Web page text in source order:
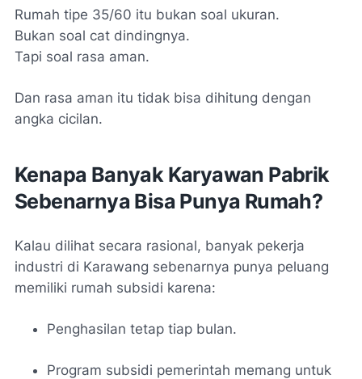
Rumah tipe 35/60 itu bukan soal ukuran.
Bukan soal cat dindingnya.
Tapi soal rasa aman.
Dan rasa aman itu tidak bisa dihitung dengan
angka cicilan.
Kenapa Banyak Karyawan Pabrik
Sebenarnya Bisa Punya Rumah?
Kalau dilihat secara rasional, banyak pekerja
industri di Karawang sebenarnya punya peluang
memiliki rumah subsidi karena:
Penghasilan tetap tiap bulan.
Program subsidi pemerintah memang untuk